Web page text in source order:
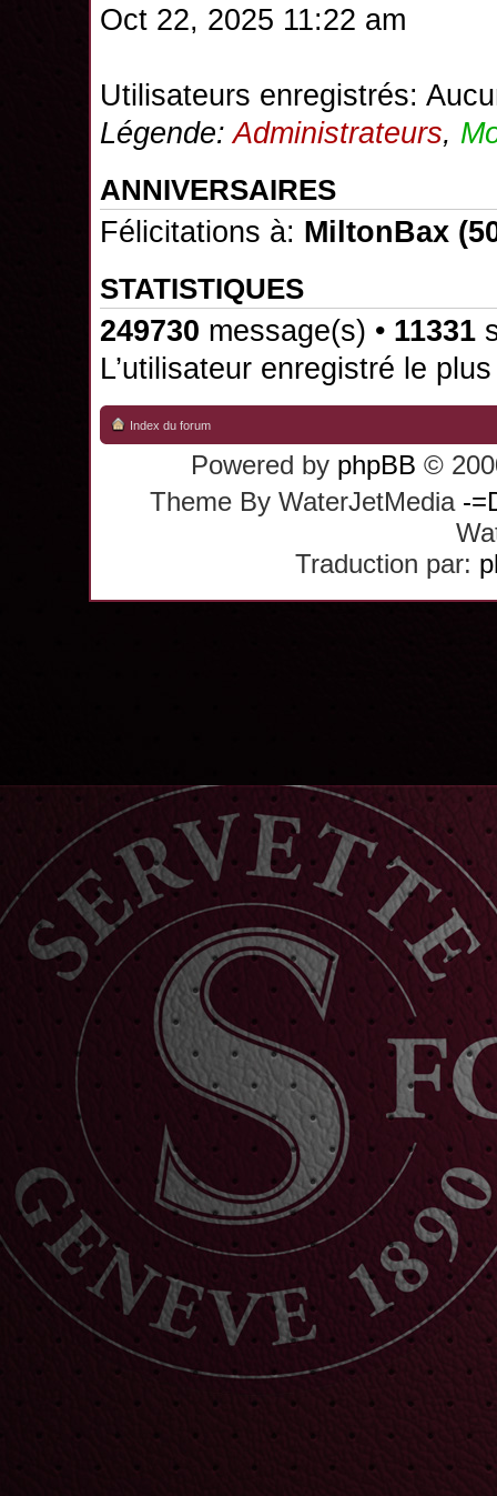
Oct 22, 2025 11:22 am
Utilisateurs enregistrés:
Légende:Administrateurs,
ANNIVERSAIRES
Félicitations à: MiltonBax
STATISTIQUES
249730 message(s) • 11331
L’utilisateur enregistré le
Index du forum
Powered by phpBB ©
Theme By WaterJetMedia -
Traduction par: